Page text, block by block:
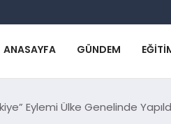
ANASAYFA GÜNDEM
Eylemi Ülke Genelinde